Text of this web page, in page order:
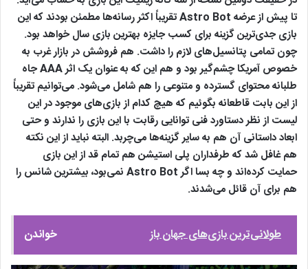
تا پیش از عرضه Astro Bot تقریباً اکثر رسانه‌ها مطمئن بودند که این
بازی جدی‌ترین گزینه برای کسب جایزه بهترین بازی سال خواهد بود.
چون تمامی پتانسیل‌های لازم را داشت. هم فروشش در بازار غرب به
خصوص آمریکا چشم‌گیر بود و هم این که به عنوان یک اثر AAA جاه
طلبانه محتوای گسترده و متنوعی را هم شامل می‌شود. می‌توانیم تقریباً
از این بابت قاطعانه بگوئیم که هیچ کدام از بازی‌های موجود در این
لیست از نظر دستاورد فنی توانایی رقابت با این بازی را ندارند و حتی
ابعاد داستانی آن هم به سایر گزینه‌ها می‌چربد. البته نباید از این نکته
هم غافل شد که طرفداران پلی استیشن هم تمام قد از این بازی
حمایت کرده‌اند و چه بسا اگر Astro Bot نمی‌بود، بیشترین شانس‌ را
هم برای آن قائل می‌شدند.
خواندن طولانی‌ترین بازی‌های جهان باز